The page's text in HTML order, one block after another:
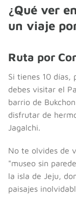
¿Qué ver
un viaje
Ruta por
Si tienes 10 días,
debes visitar el
barrio de
disfrutar de
Jagalchi.
No te olvides de
"museo sin
la isla de Jeju,
paisajes